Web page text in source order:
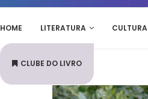
HOME LITERATURA CULTURA
CLUBE DO LIVRO